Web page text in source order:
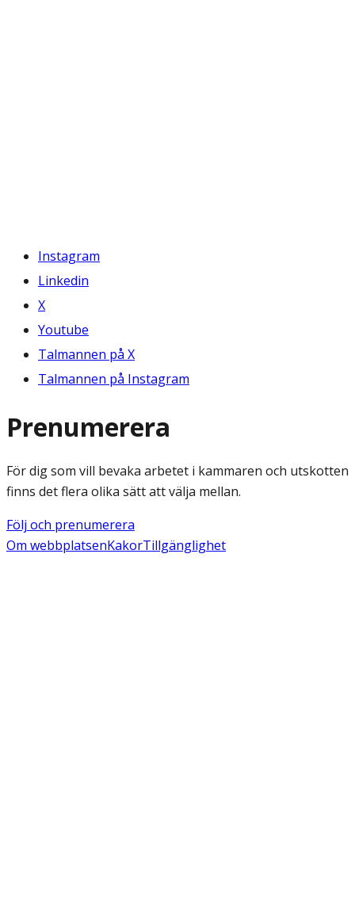
Instagram
Linkedin
X
Youtube
Talmannen på X
Talmannen på Instagram
Prenumerera
För dig som vill bevaka arbetet i kammaren och utskotten
finns det flera olika sätt att välja mellan.
Följ och prenumerera
Om webbplatsenKakorTillgänglighet